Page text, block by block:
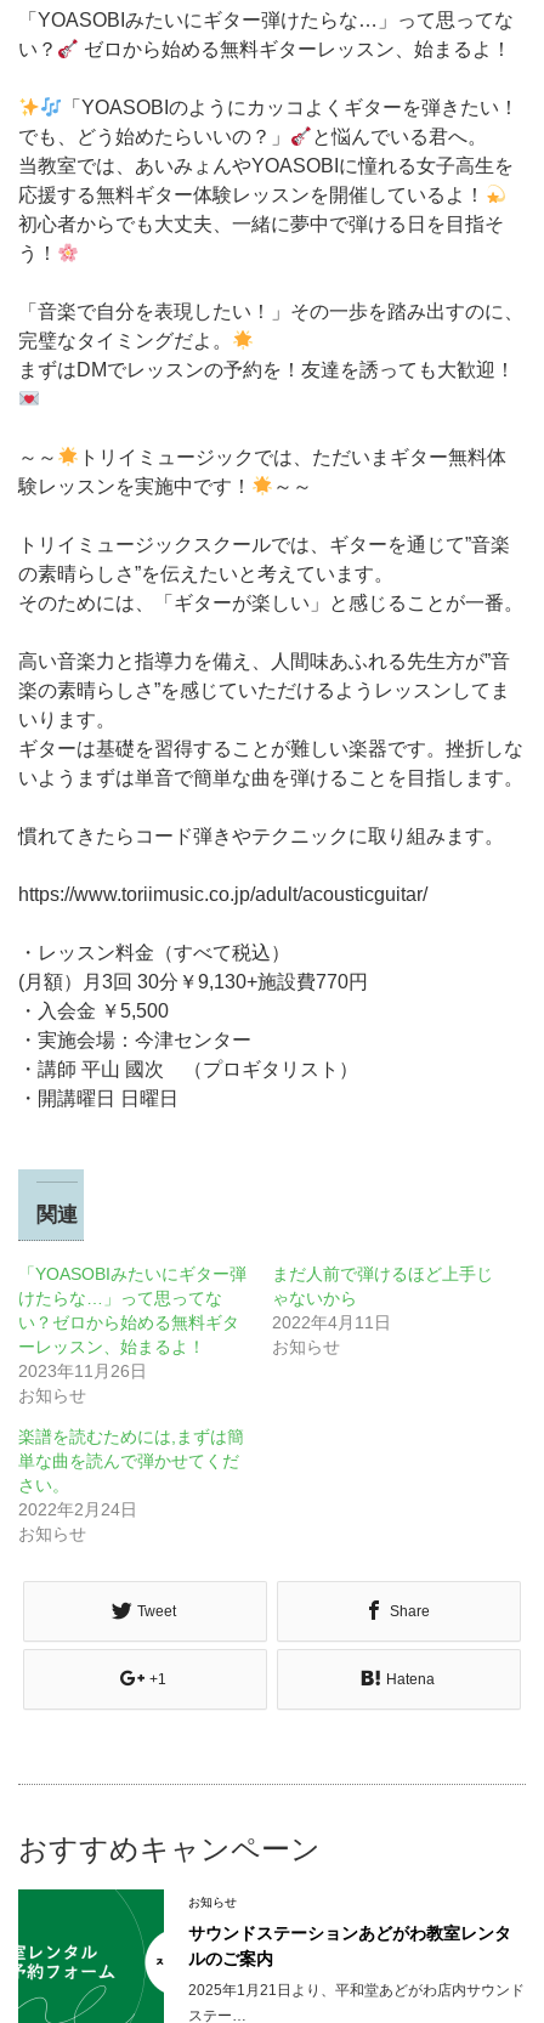
「YOASOBIみたいにギター弾けたらな…」って思ってな
い？
ゼロから始める無料ギターレッスン、始まるよ！
「YOASOBIのようにカッコよくギターを弾きたい！
でも、どう始めたらいいの？」
と悩んでいる君へ。
当教室では、あいみょんやYOASOBIに憧れる女子高生を
応援する無料ギター体験レッスンを開催しているよ！
初心者からでも大丈夫、一緒に夢中で弾ける日を目指そ
う！
「音楽で自分を表現したい！」その一歩を踏み出すのに、
完璧なタイミングだよ。
まずはDMでレッスンの予約を！友達を誘っても大歓迎！
～～
トリイミュージックでは、ただいまギター無料体
験レッスンを実施中です！
～～
トリイミュージックスクールでは、ギターを通じて”音楽
の素晴らしさ”を伝えたいと考えています。
そのためには、「ギターが楽しい」と感じることが一番。
高い音楽力と指導力を備え、人間味あふれる先生方が”音
楽の素晴らしさ”を感じていただけるようレッスンしてま
いります。
ギターは基礎を習得することが難しい楽器です。挫折しな
いようまずは単音で簡単な曲を弾けることを目指します。
慣れてきたらコード弾きやテクニックに取り組みます。
https://www.toriimusic.co.jp/adult/acousticguitar/
・レッスン料金（すべて税込）
(月額）月3回 30分￥9,130+施設費770円
・入会金 ￥5,500
・実施会場：今津センター
・講師 平山 國次 （プロギタリスト）
・開講曜日 日曜日
関連
「YOASOBIみたいにギター弾
けたらな…」って思ってな
い？ゼロから始める無料ギタ
ーレッスン、始まるよ！
2023年11月26日
お知らせ
まだ人前で弾けるほど上手じ
ゃないから
2022年4月11日
お知らせ
楽譜を読むためには,まずは簡
単な曲を読んで弾かせてくだ
さい。
2022年2月24日
お知らせ
Tweet Share
+1 Hatena
おすすめキャンペーン
お知らせ
サウンドステーションあどがわ教室レンタ
ルのご案内
2025年1月21日より、平和堂あどがわ店内サウンド
ステー…